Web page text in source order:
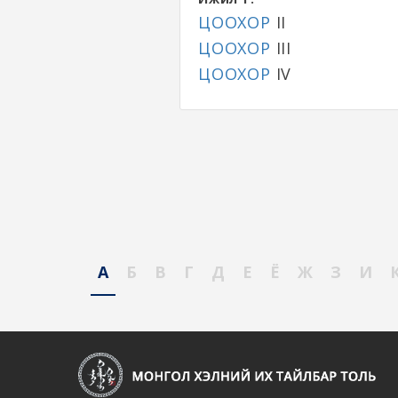
ЦООХОР II
ЦООХОР III
ЦООХОР IV
А Б В Г Д Е Ё Ж З И